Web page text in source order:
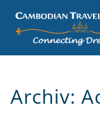
Archiv: